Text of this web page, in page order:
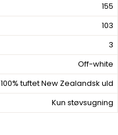
155
103
3
Off-white
100% tuftet New Zealandsk uld
Kun støvsugning